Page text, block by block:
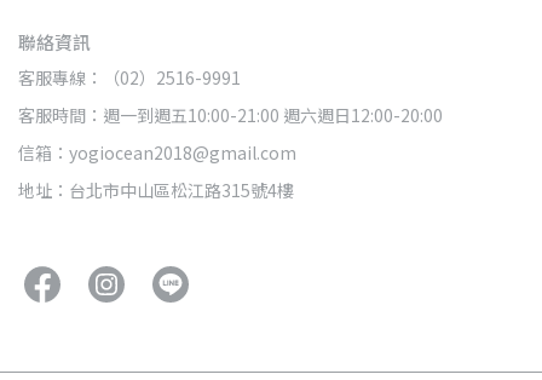
聯絡資訊
客服專線：（02）2516-9991
客服時間：週一到週五10:00-21:00 週六週日12:00-20:00
信箱：yogiocean2018@gmail.com
地址：台北市中山區松江路315號4樓